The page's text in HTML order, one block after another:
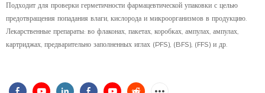
Подходит для проверки герметичности фармацевтической упаковки с целью
предотвращения попадания влаги, кислорода и микроорганизмов в продукцию.
Лекарственные препараты: во флаконах, пакетах, коробках, ампулах, ампулах,
картриджах, предварительно заполненных иглах (PFS), (BFS), (FFS) и др.